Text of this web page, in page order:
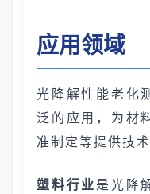
应用领域
光降解性能老化
泛的应用，为材
准制定等提供技术
塑料行业是光降